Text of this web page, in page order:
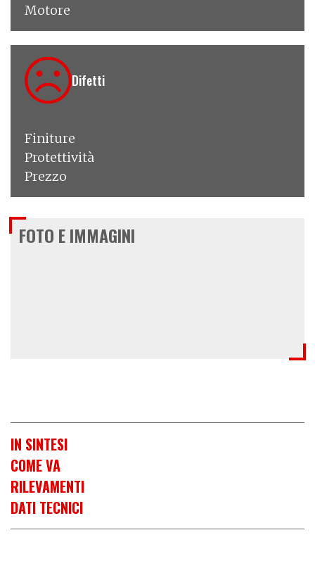
Motore
Difetti
Finiture
Protettività
Prezzo
FOTO E IMMAGINI
IN SINTESI
COME VA
RILEVAMENTI
DATI TECNICI